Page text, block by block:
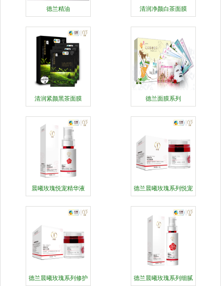
德兰精油 清润净颜白茶面膜
清润紧颜黑茶面膜 德兰面膜系列
晨曦玫瑰悦宠精华液 德兰晨曦玫瑰系列悦宠
德兰晨曦玫瑰系列修护 德兰晨曦玫瑰系列细腻